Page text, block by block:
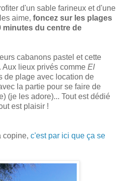
d'un sable farineux et d'une
aime, foncez sur les plages
minutes du centre de
cabanons pastel et cette
Aux lieux privés comme El
de plage avec location de
la partie pour se faire de
(je les adore)... Tout est dédié
est plaisir !
copine, c'est par ici que ça se